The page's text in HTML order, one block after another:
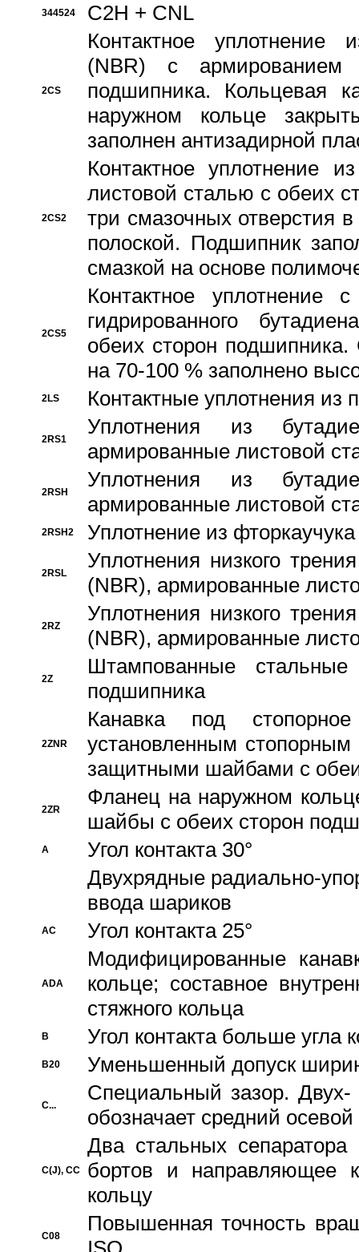
344524 C2H + CNL
2CS
Контактное уплотнение
(NBR) с
подшипника. Кольцевая
наружном кольце
заполнен антизадирной
2CS2
Контактное уплотнение
листовой сталью с обеих
три смазочных отверстия
полоской. Подшипник
смазкой на основе
2CS5
Контактное уплотнение
гидрированного
обеих сторон
на 70-100 % заполнено
2LS Контактные уплотнения из
2RS1
Уплотнения из
армированные листовой
2RSH
Уплотнения из
армированные листовой
2RSH2 Уплотнение из
2RSL
Уплотнения низкого
(NBR), армированные
2RZ
Уплотнения низкого
(NBR), армированные
2Z
Штампованные
подшипника
2ZNR
Канавка под
установленным
защитными шайбами с
2ZR
Фланец на наружном
шайбы с обеих сторон
A
Угол контакта 30°
Двухрядные радиально-
ввода шариков
AC Угол контакта 25°
ADA
Модифицированные
кольце; составное
стяжного кольца
B Угол контакта больше угла
B20 Уменьшенный допуск
C...
Специальный зазор.
обозначает средний
C(J), CC
Два стальных сепаратора
бортов и направляющее
кольцу
C08
Повышенная точность